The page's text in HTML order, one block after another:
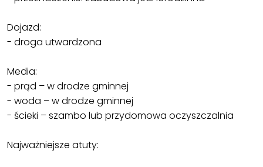
Dojazd:
- droga utwardzona
Media:
- prąd – w drodze gminnej
- woda – w drodze gminnej
- ścieki – szambo lub przydomowa oczyszczalnia
Najważniejsze atuty: